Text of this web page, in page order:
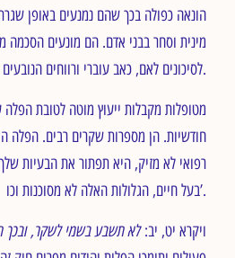
הונאה כפולה בכך שהם נמנעים באופן
מינית וסחר בבני אדם. הם מונעים הסכמה
לסיכונים לאם, כאב עוברי ורווחים הנובעים מהשגת תינוקות למחקר.
מטופלות מקבלות ייעוץ מוטה לטובת
חודשיות. הן מספרות שקרים רבים. הפלה
רפואי לא מזיק, היא תפתור את הבעיות
בעל חיים, הגלולות האלה לא מסוכנות וכו’.
ויקרא יט, יב:לא תשבע בשמי לשקר, ובכך